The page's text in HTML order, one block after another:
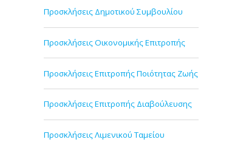
Προσκλήσεις Δημοτικού Συμβουλίου
Προσκλήσεις Οικονομικής Επιτροπής
Προσκλήσεις Επιτροπής Ποιότητας Ζωής
Προσκλήσεις Επιτροπής Διαβούλευσης
Προσκλήσεις Λιμενικού Ταμείου